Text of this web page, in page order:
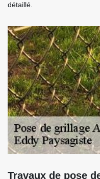
détaillé.
Travaux de pose